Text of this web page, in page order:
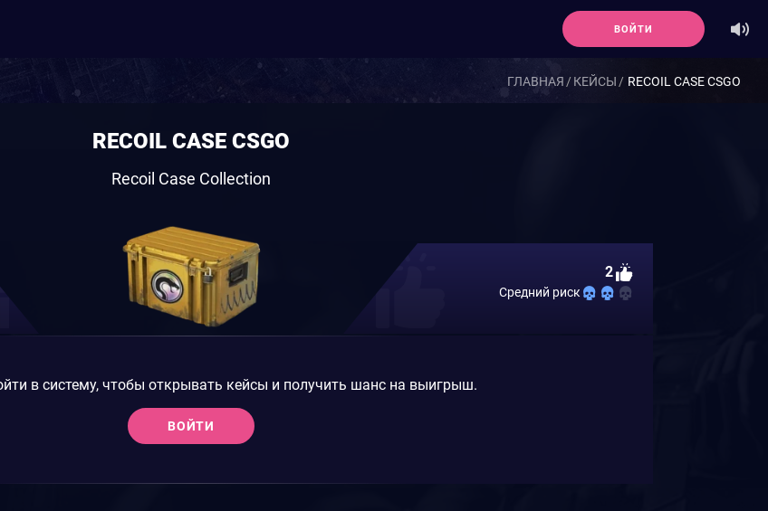
ВОЙТИ
ГЛАВНАЯ КЕЙСЫ RECOIL CASE CSGO
RECOIL CASE CSGO
Recoil Case Collection
2
Средний риск
в систему, чтобы открывать кейсы и получить шанс на выигрыш.
ВОЙТИ